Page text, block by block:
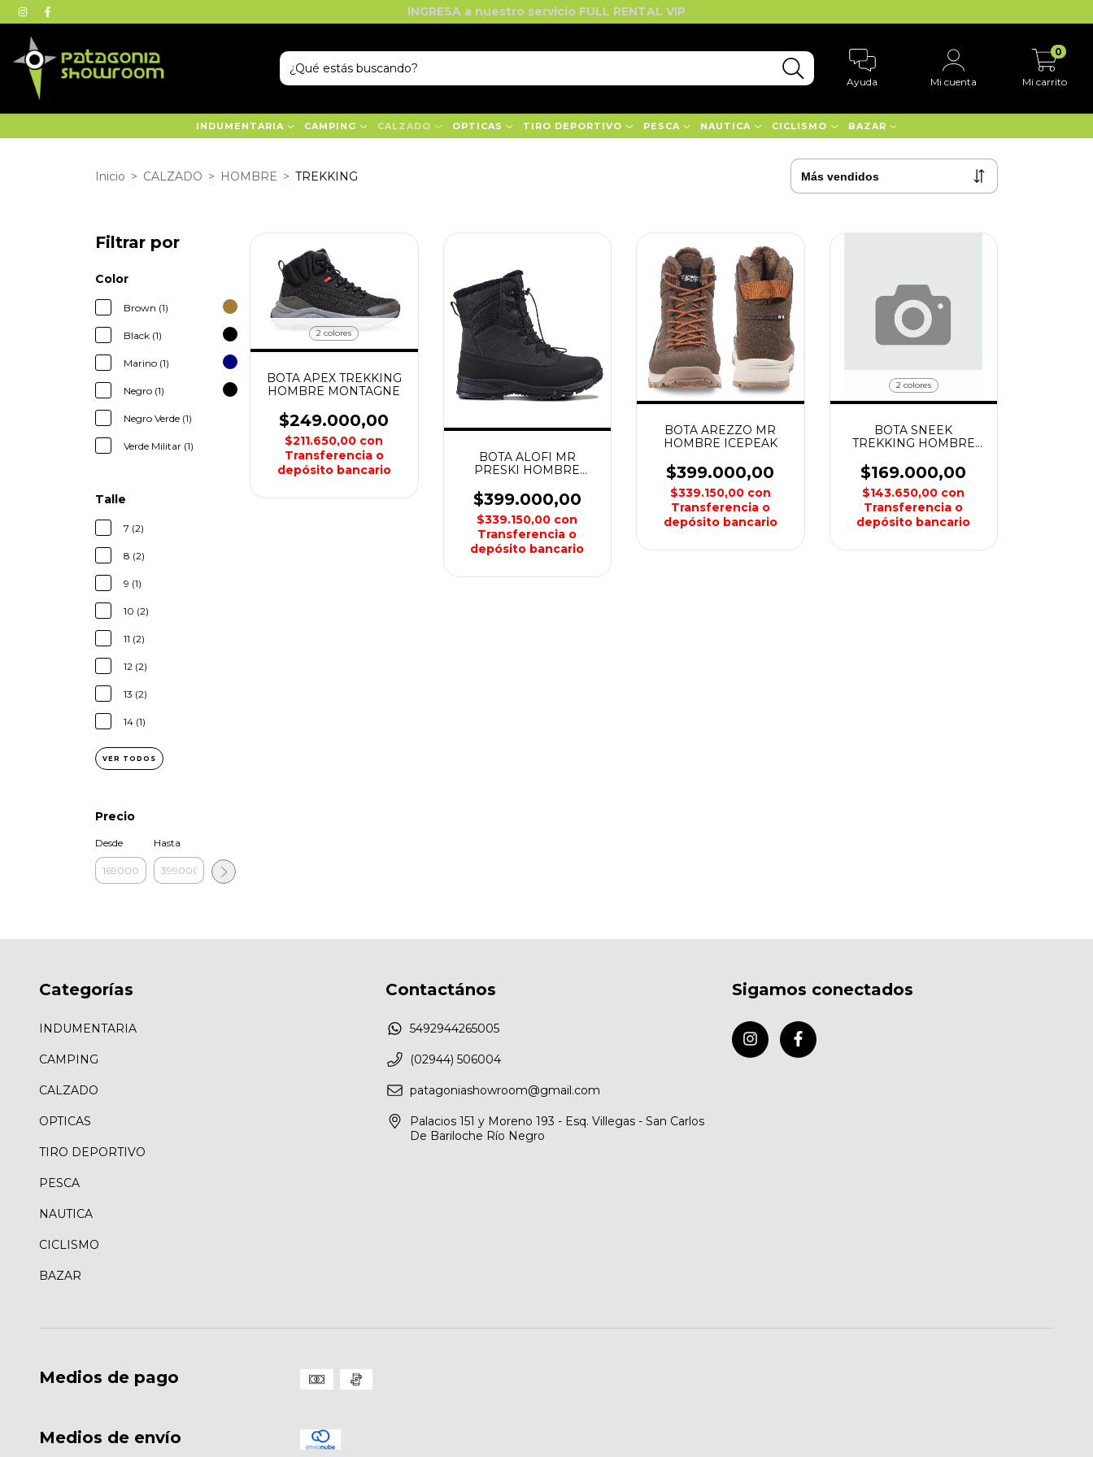
INGRESA a nuestro servicio FULL RENTAL VIP
Ayuda Mi cuenta Mi carrito
0
INDUMENTARIA CAMPING CALZADO OPTICAS TIRO DEPORTIVO PESCA NAUTICA CICLISMO BAZAR
Inicio > CALZADO > HOMBRE > TREKKING
Filtrar por
Color
Brown (1)
Black (1)
Marino (1)
Negro (1)
Negro Verde (1)
Verde Militar (1)
Talle
7 (2)
8 (2)
9 (1)
10 (2)
11 (2)
12 (2)
13 (2)
14 (1)
VER TODOS
Precio
Desde Hasta
2 colores
BOTA APEX TREKKING
HOMBRE MONTAGNE
$249.000,00
$211.650,00 con
Transferencia o
depósito bancario
BOTA ALOFI MR
PRESKI HOMBRE
$399.000,00
$339.150,00 con
Transferencia o
depósito bancario
BOTA AREZZO MR
HOMBRE ICEPEAK
$399.000,00
$339.150,00 con
Transferencia o
depósito bancario
2 colores
BOTA SNEEK
TREKKING HOMBRE
$169.000,00
$143.650,00 con
Transferencia o
depósito bancario
Categorías
INDUMENTARIA
CAMPING
CALZADO
OPTICAS
TIRO DEPORTIVO
PESCA
NAUTICA
CICLISMO
BAZAR
Contactános
5492944265005
(02944) 506004
patagoniashowroom@gmail.com
Palacios 151 y Moreno 193 - Esq. Villegas - San Carlos
De Bariloche Río Negro
Sigamos conectados
Medios de pago
Medios de envío